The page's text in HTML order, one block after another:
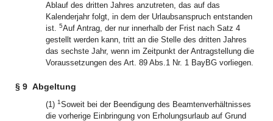
Ablauf des dritten Jahres anzutreten, das auf das
Kalenderjahr folgt, in dem der Urlaubsanspruch entstanden
ist. 5Auf Antrag, der nur innerhalb der Frist nach Satz 4
gestellt werden kann, tritt an die Stelle des dritten Jahres
das sechste Jahr, wenn im Zeitpunkt der Antragstellung die
Voraussetzungen des Art. 89 Abs.1 Nr. 1 BayBG vorliegen.
§ 9 Abgeltung
(1) 1Soweit bei der Beendigung des Beamtenverhältnisses
die vorherige Einbringung von Erholungsurlaub auf Grund